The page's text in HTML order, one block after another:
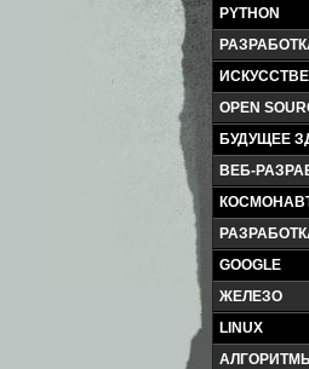
PYTHON
OPEN
БУДУЩЕЕ
ВЕБ-
GOOGLE
ЖЕЛЕЗО
LINUX
АЛГОРИТМЫ